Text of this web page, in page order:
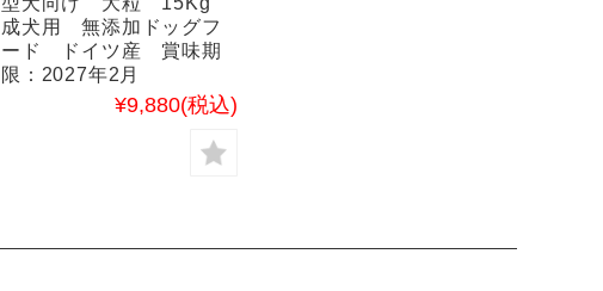
成犬用 無添加ドッグフ
ード ドイツ産 賞味期
限：2027年2月
¥9,880(税込)